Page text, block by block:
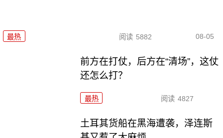
最热 阅读 5882 08-05
前方在打仗，后方在“清场”，这仗
还怎么打？
最热 阅读 4827
土耳其货船在黑海遭袭，泽连斯